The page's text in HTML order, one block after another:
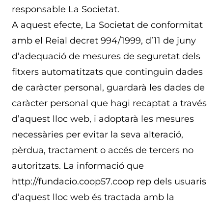
responsable La Societat.
A aquest efecte, La Societat de conformitat
amb el Reial decret 994/1999, d’11 de juny
d’adequació de mesures de seguretat dels
fitxers automatitzats que continguin dades
de caràcter personal, guardarà les dades de
caràcter personal que hagi recaptat a través
d’aquest lloc web, i adoptarà les mesures
necessàries per evitar la seva alteració,
pèrdua, tractament o accés de tercers no
autoritzats. La informació que
http://fundacio.coop57.coop rep dels usuaris
d’aquest lloc web és tractada amb la